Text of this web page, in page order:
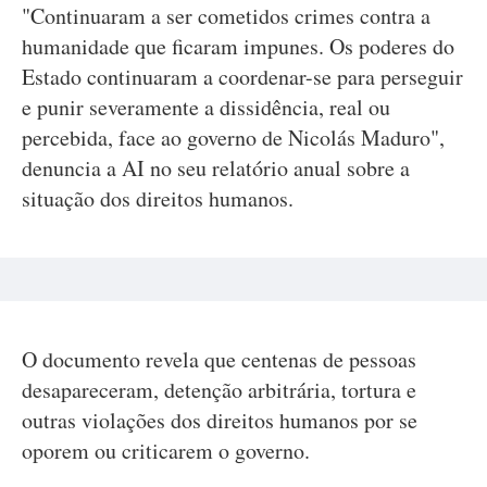
"Continuaram a ser cometidos crimes contra a
humanidade que ficaram impunes. Os poderes do
Estado continuaram a coordenar-se para perseguir
e punir severamente a dissidência, real ou
percebida, face ao governo de Nicolás Maduro",
denuncia a AI no seu relatório anual sobre a
situação dos direitos humanos.
O documento revela que centenas de pessoas
desapareceram, detenção arbitrária, tortura e
outras violações dos direitos humanos por se
oporem ou criticarem o governo.